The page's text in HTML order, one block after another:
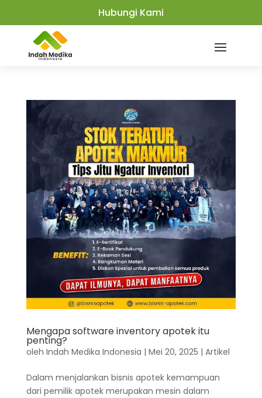
Hubungi Kami
Mengapa software inventory apotek itu
penting?
oleh Indah Medika Indonesia | Mei 20, 2025 | Artikel
Dalam menjalankan bisnis apotek kemampuan
dari pemilik apotek merupakan mesin dalam